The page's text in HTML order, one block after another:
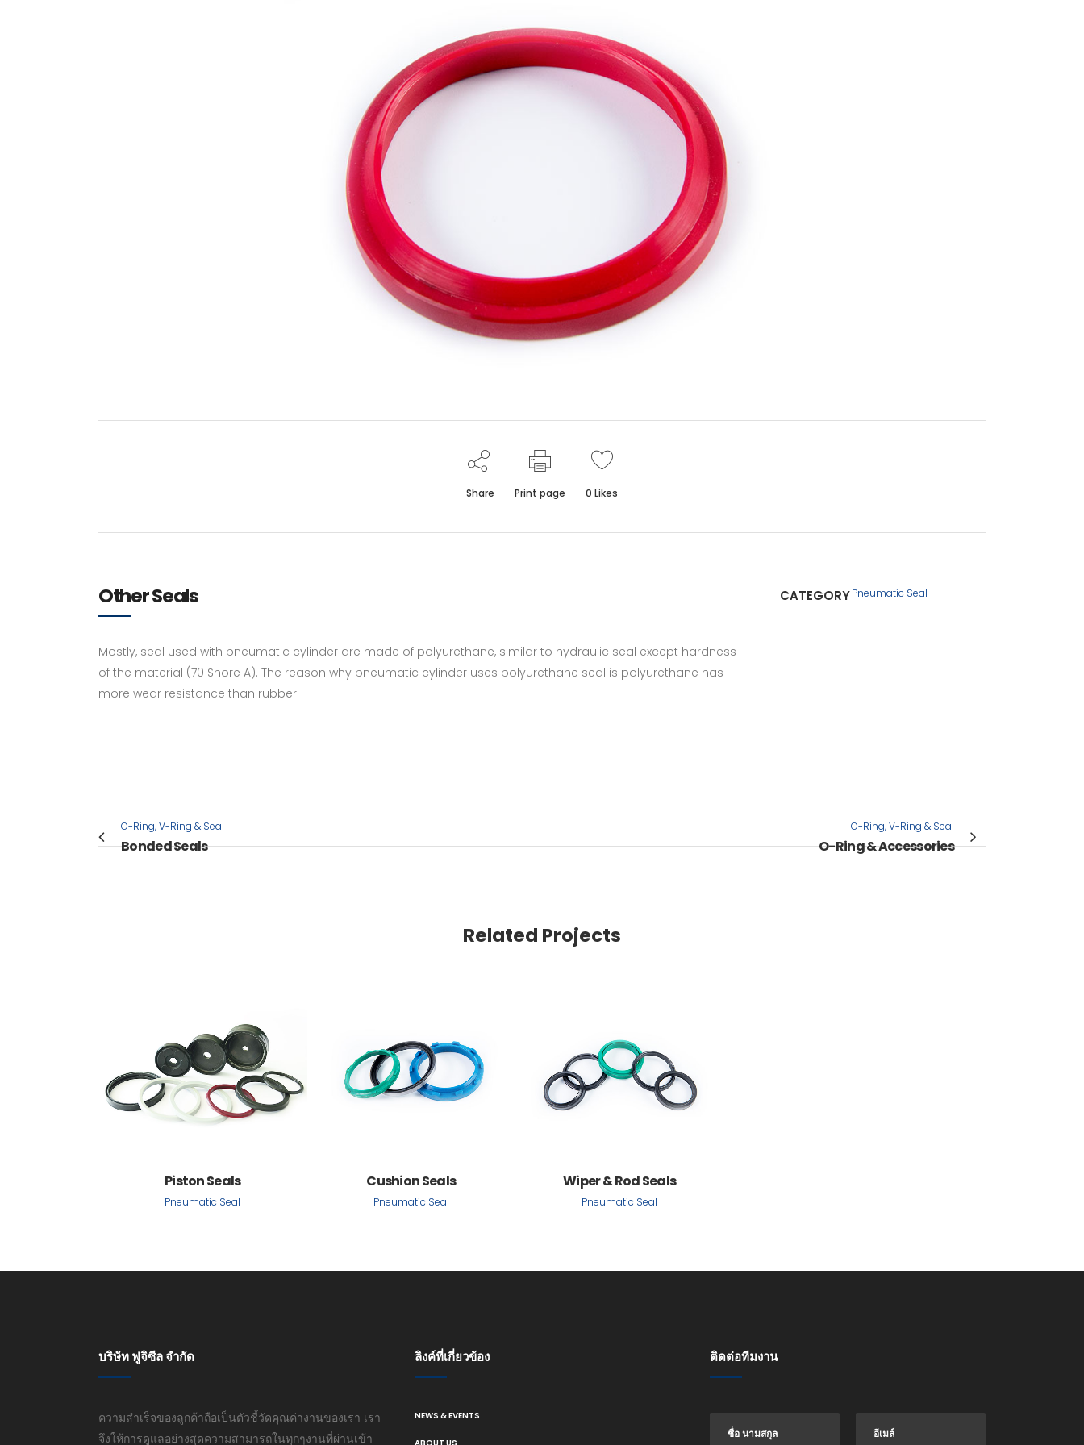
Share Print page 0 Likes
Other Seals
Mostly, seal used with pneumatic cylinder are made of polyurethane, similar to hydraulic seal except hardness
of the material (70 Shore A). The reason why pneumatic cylinder uses polyurethane seal is polyurethane has
more wear resistance than rubber
CATEGORYPneumatic Seal
O-Ring, V-Ring & Seal
Bonded Seals
O-Ring, V-Ring & Seal
O-Ring & Accessories
Related Projects
VIEW
Piston Seals
Pneumatic Seal
VIEW
Cushion Seals
Pneumatic Seal
VIEW
Wiper & Rod Seals
Pneumatic Seal
บริษัท ฟูจิซีล จำกัด
ความสำเร็จของลูกค้าถือเป็นตัวชี้วัดคุณค่างานของเรา เรา
จึงให้การดูแลอย่างสุดความสามารถในทุกๆงานที่ผ่านเข้า
ลิงค์ที่เกี่ยวข้อง
NEWS & EVENTS
ติดต่อทีมงาน